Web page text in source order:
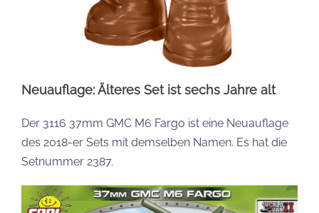
Neuauflage: Älteres Set ist sechs Jahre alt
Der 3116 37mm GMC M6 Fargo ist eine Neuauflage
des 2018-er Sets mit demselben Namen. Es hat die
Setnummer 2387.